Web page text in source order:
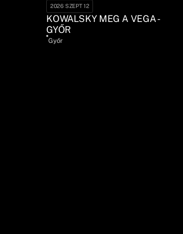
2026 SZEPT 12
KOWALSKY MEG A VEGA -
GYŐR
Győr